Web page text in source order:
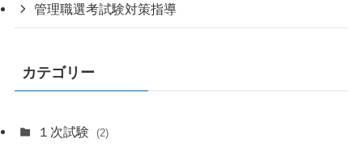
管理職選考試験対策指導
カテゴリー
１次試験 (2)